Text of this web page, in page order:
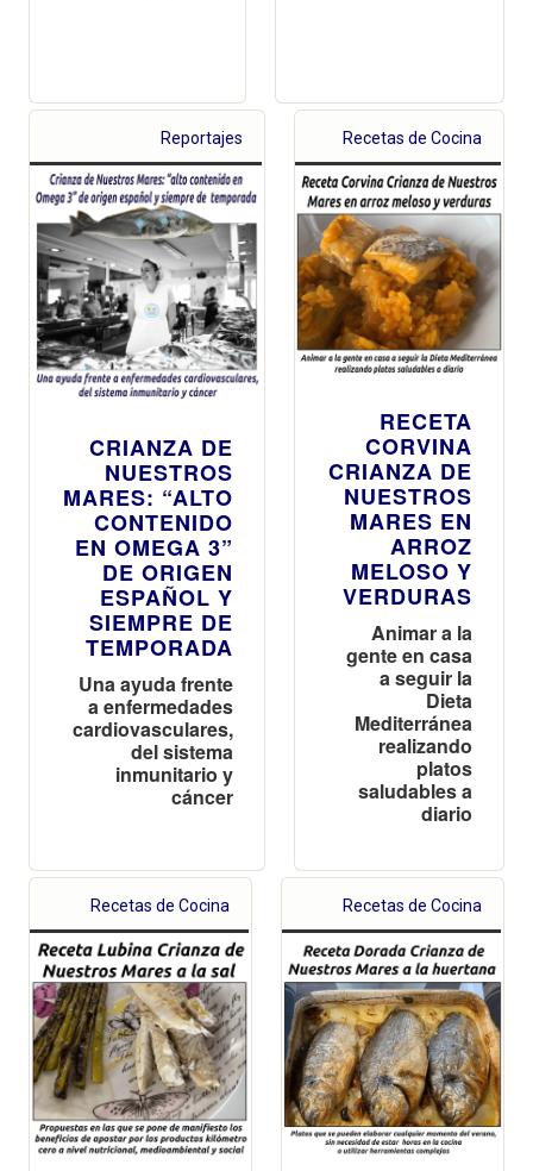
Reportajes
CRIANZA DE
NUESTROS
MARES: “ALTO
CONTENIDO
EN OMEGA 3”
DE ORIGEN
ESPAÑOL Y
SIEMPRE DE
TEMPORADA
Una ayuda frente
a enfermedades
cardiovasculares,
del sistema
inmunitario y
cáncer
Recetas de Cocina
RECETA
CORVINA
CRIANZA DE
NUESTROS
MARES EN
ARROZ
MELOSO Y
VERDURAS
Animar a la
gente en casa
a seguir la
Dieta
Mediterránea
realizando
platos
saludables a
diario
Recetas de Cocina Recetas de Cocina